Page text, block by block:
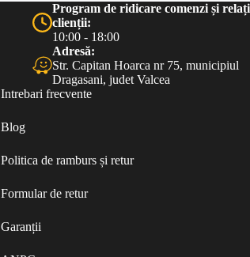
Program de ridicare comenzi și
clienții:
10:00 - 18:00
Adresă:
Str. Capitan Hoarca nr 75, municipiul
Dragasani, judet Valcea
Intrebari frecvente
Blog
Politica de ramburs și retur
Formular de retur
Garanții